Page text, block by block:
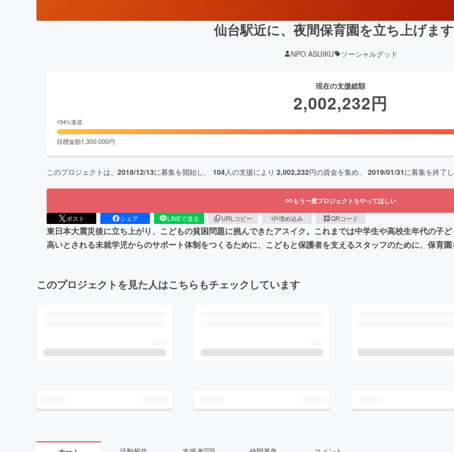
仙台駅近に、夜間保育園を立ち上げま
NPO ASUIKU ソーシャルグッド
現在の支援総額
2,002,232円
154%達成
目標金額1,300,000円
このプロジェクトは、 2018/12/13に募集を開始し、 104人の支援により 2,002,232円の資金を集め、 2019/01/31に募集を終了
もう一度プロジェクトをやってほしい
ポスト シェア LINEで送る URLコピー 埋め込み QRコード
東日本大震災後に立ち上がり、こどもの貧困問題に挑んできたアスイク。これまでは中学生や高校生年代の子
高いとされる未就学児からのサポート体制をつくるために、こどもと保護者を支えるスタッフのために、保育
このプロジェクトを見た人はこちらもチェックしています